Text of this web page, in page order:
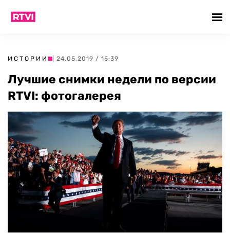
ИСТОРИИ | 24.05.2019 / 15:39
Лучшие снимки недели по версии
RTVI: фотогалерея